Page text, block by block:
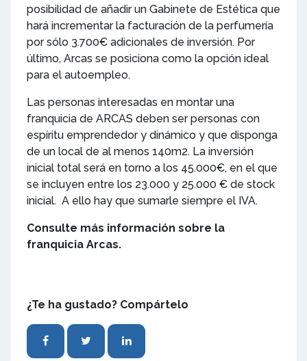
posibilidad de añadir un Gabinete de Estética que
hará incrementar la facturación de la perfumería
por sólo 3.700€ adicionales de inversión. Por
último, Arcas se posiciona como la opción ideal
para el autoempleo.
Las personas interesadas en montar una
franquicia de ARCAS deben ser personas con
espíritu emprendedor y dinámico y que disponga
de un local de al menos 140m2. La inversión
inicial total será en torno a los 45.000€, en el que
se incluyen entre los 23.000 y 25.000 € de stock
inicial. A ello hay que sumarle siempre el IVA.
Consulte más información sobre la
franquicia Arcas.
¿Te ha gustado? Compártelo